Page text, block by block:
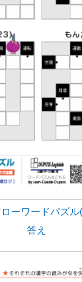
ーワードパズル
答え